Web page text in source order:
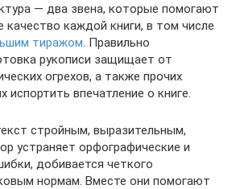
— два звена, которые помогают
качество каждой книги, в том числе
тиражом. Правильно
рукописи защищает от
огрехов, а также прочих
испортить впечатление о книге.
стройным, выразительным,
устраняет орфографические и
добивается четкого
нормам. Вместе они помогают